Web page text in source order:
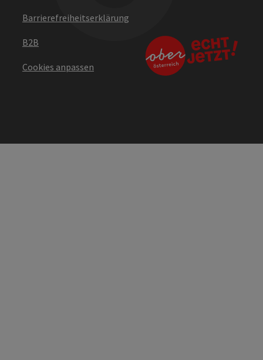
Barrierefreiheitserklärung
B2B
Cookies anpassen